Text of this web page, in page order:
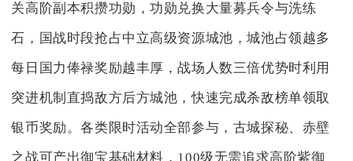
关高阶副本积攒功勋，功勋兑换大量募兵令与洗练
石，国战时段抢占中立高级资源城池，城池占领越多
每日国力俸禄奖励越丰厚，战场人数三倍优势时利用
突进机制直捣敌方后方城池，快速完成杀敌榜单领取
银币奖励。各类限时活动全部参与，古城探秘、赤壁
之战可产出御宝基础材料，100级无需追求高阶紫御